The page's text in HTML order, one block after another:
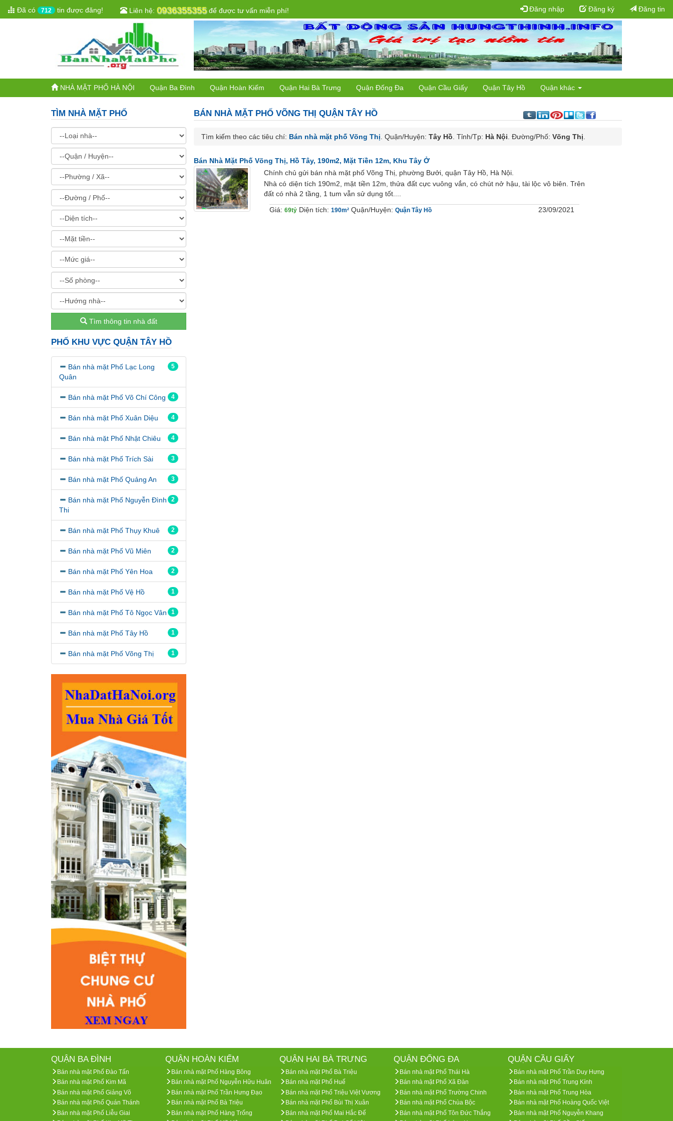
Đã có 712 tin được đăng! Liên hệ: 0936355355để được tư vấn miễn phí! Đăng nhập Đăng ký Đăng tin
NHÀ MẶT PHỐ HÀ NỘI Quận Ba Đình Quận Hoàn Kiếm Quận Hai Bà Trưng Quận Đống Đa Quận Cầu Giấy Quận Tây Hồ Quận khác
TÌM NHÀ MẶT PHỐ
Tìm thông tin nhà đất
PHỐ KHU VỰC QUẬN TÂY HỒ
5
Bán nhà mặt Phố Lạc Long
Quân
4
Bán nhà mặt Phố Võ Chí Công
4
Bán nhà mặt Phố Xuân Diệu
4
Bán nhà mặt Phố Nhật Chiêu
3
Bán nhà mặt Phố Trích Sài
3
Bán nhà mặt Phố Quảng An
2
Bán nhà mặt Phố Nguyễn Đình
Thi
2
Bán nhà mặt Phố Thụy Khuê
2
Bán nhà mặt Phố Vũ Miên
2
Bán nhà mặt Phố Yên Hoa
1
Bán nhà mặt Phố Vệ Hồ
1
Bán nhà mặt Phố Tô Ngọc Vân
1
Bán nhà mặt Phố Tây Hồ
1
Bán nhà mặt Phố Võng Thị
BÁN NHÀ MẶT PHỐ VÕNG THỊ QUẬN TÂY HỒ
Tìm kiếm theo các tiêu chí: Bán nhà mặt phố Võng Thị . Quận/Huyện: Tây Hồ . Tỉnh/Tp: Hà Nội . Đường/Phố: Võng Thị
Bán Nhà Mặt Phố Võng Thị, Hồ Tây, 190m2, Mặt Tiền 12m, Khu Tây Ở
Chính chủ gửi bán nhà mặt phố Võng Thị, phường Bưởi, quận Tây Hồ, Hà Nội.
Nhà có diện tích 190m2, mặt tiền 12m, thửa đất cực vuông vắn, có chút nở hậu, tài lộc vô biên. Trên
đất có nhà 2 tầng, 1 tum vẫn sử dụng tốt....
Giá: 69tỷ Diện tích: 190m² Quận/Huyện: Quận Tây Hồ 23/09/2021
QUẬN BA ĐÌNH
Bán nhà mặt Phố Đào Tấn
Bán nhà mặt Phố Kim Mã
Bán nhà mặt Phố Giảng Võ
Bán nhà mặt Phố Quán Thánh
Bán nhà mặt Phố Liễu Giai
QUẬN HOÀN KIẾM
Bán nhà mặt Phố Hàng Bông
Bán nhà mặt Phố Nguyễn Hữu Huân
Bán nhà mặt Phố Trần Hưng Đạo
Bán nhà mặt Phố Bà Triệu
Bán nhà mặt Phố Hàng Trống
QUẬN HAI BÀ TRƯNG
Bán nhà mặt Phố Bà Triệu
Bán nhà mặt Phố Huế
Bán nhà mặt Phố Triệu Việt Vương
Bán nhà mặt Phố Bùi Thị Xuân
Bán nhà mặt Phố Mai Hắc Đế
QUẬN ĐỐNG ĐA
Bán nhà mặt Phố Thái Hà
Bán nhà mặt Phố Xã Đàn
Bán nhà mặt Phố Trường Chinh
Bán nhà mặt Phố Chùa Bộc
Bán nhà mặt Phố Tôn Đức Thắng
QUẬN CẦU GIẤY
Bán nhà mặt Phố Trần Duy Hưng
Bán nhà mặt Phố Trung Kính
Bán nhà mặt Phố Trung Hòa
Bán nhà mặt Phố Hoàng Quốc Việt
Bán nhà mặt Phố Nguyễn Khang